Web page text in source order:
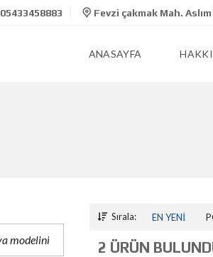
05433458883 Fevzi çakmak Mah.
ANASAYFA
Sırala: EN YENI
2 ÜRÜN